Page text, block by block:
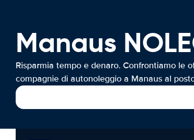
Manaus
Risparmia tempo e denaro. Confrontiamo le
compagnie di autonoleggio a Manaus al